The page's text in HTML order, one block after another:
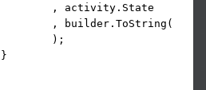
,
, builder.ToString())
);
}